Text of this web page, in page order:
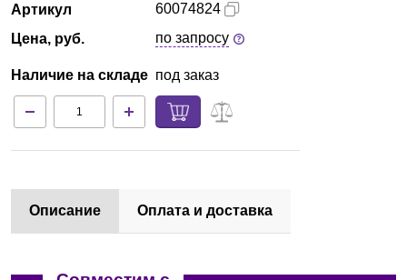
Партнеры
Технический сервис
Доставка и оплата
Артикул
Цена, руб.
Наличие на складе
60074824
по запросу
под заказ
Описание Оплата и доставка